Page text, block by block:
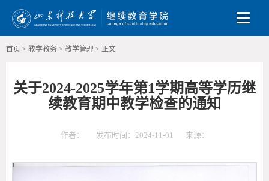
Toggle
首页 > 教学教务 > 教学管理 > 正文
关于2024-2025学年第1学期高等学历继
续教育期中教学检查的通知
作者： 发布时间：2024-11-01 来源：